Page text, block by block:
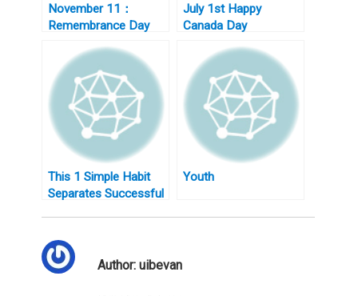
November 11：
Remembrance Day
July 1st Happy
Canada Day
This 1 Simple Habit
Separates Successful
Youth
Author:uibevan